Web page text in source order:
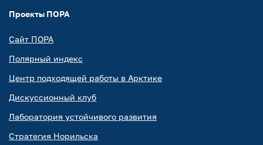
Проекты ПОРА
Сайт ПОРА
Полярный индекс
Центр подходящей работы в Арктике
Дискуссионный клуб
Лаборатория устойчивого развития
Стратегия Норильска